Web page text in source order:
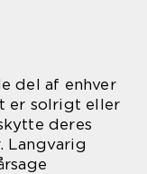
del af enhver
er solrigt eller
deres
Langvarig